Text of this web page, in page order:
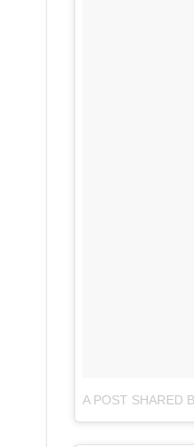
A POST SHARED